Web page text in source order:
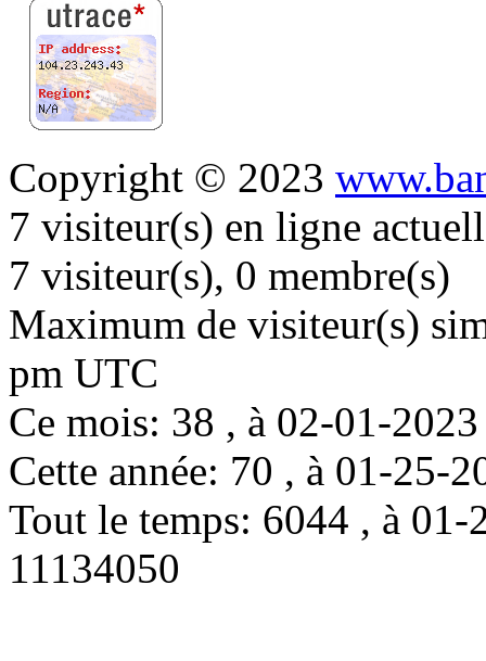
Copyright © 2023
7 visiteur(s) en ligne
7 visiteur(s), 0 membre(s)
Maximum de visiteur(s)
pm UTC
Ce mois: 38 , à 02-01-
Cette année: 70 , à 01-25-
Tout le temps: 6044 , à
11134050